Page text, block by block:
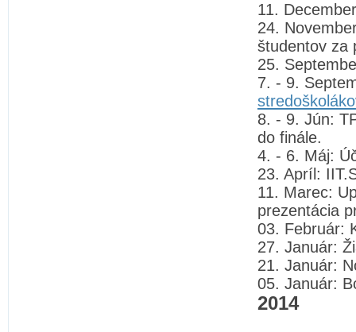
11.
24.
študentov za
25.
7. - 9.
8. - 9. Jún:
do finále.
4. - 6. Máj:
23. Apríl:
11. Marec:
prezentácia
03. Február:
27. Január:
21. Január:
05. Január:
2014